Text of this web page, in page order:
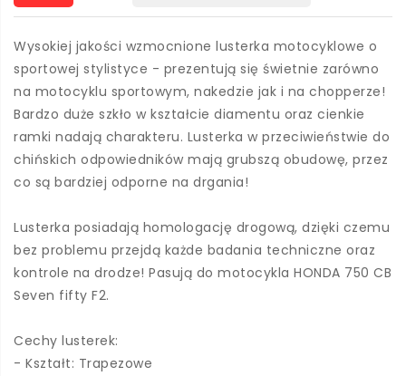
Wysokiej jakości wzmocnione lusterka motocyklowe o
sportowej stylistyce - prezentują się świetnie zarówno
na motocyklu sportowym, nakedzie jak i na chopperze!
Bardzo duże szkło w kształcie diamentu oraz cienkie
ramki nadają charakteru. Lusterka w przeciwieństwie do
chińskich odpowiedników mają grubszą obudowę, przez
co są bardziej odporne na drgania!
Lusterka posiadają homologację drogową, dzięki czemu
bez problemu przejdą każde badania techniczne oraz
kontrole na drodze! Pasują do motocykla HONDA 750 CB
Seven fifty F2.
Cechy lusterek:
- Kształt: Trapezowe